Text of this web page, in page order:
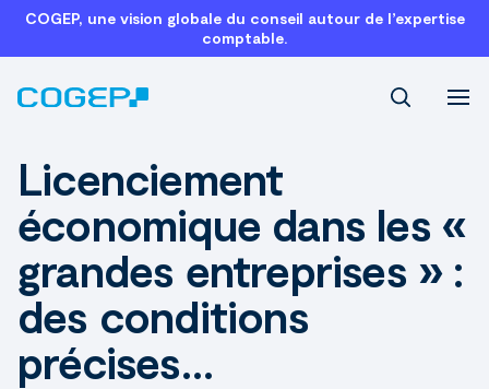
COGEP, une vision globale du conseil autour de l’expertise
comptable.
Licenciement
économique dans les «
grandes entreprises » :
des conditions
précises…